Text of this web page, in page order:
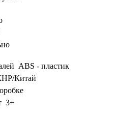
ABS - пластик
Китай
3+